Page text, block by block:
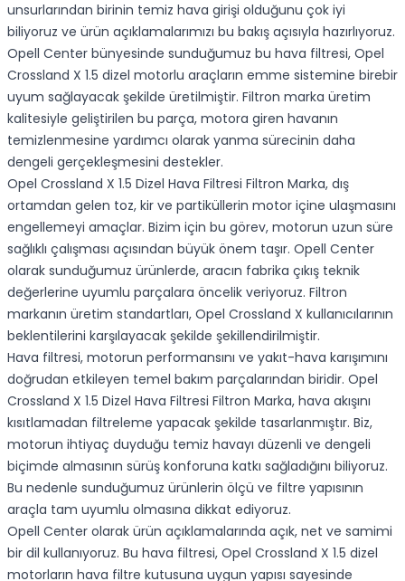
unsurlarından birinin temiz hava girişi olduğunu çok iyi
biliyoruz ve ürün açıklamalarımızı bu bakış açısıyla hazırlıyoruz.
Opell Center bünyesinde sunduğumuz bu hava filtresi, Opel
Crossland X 1.5 dizel motorlu araçların emme sistemine birebir
uyum sağlayacak şekilde üretilmiştir. Filtron marka üretim
kalitesiyle geliştirilen bu parça, motora giren havanın
temizlenmesine yardımcı olarak yanma sürecinin daha
dengeli gerçekleşmesini destekler.
Opel Crossland X 1.5 Dizel Hava Filtresi Filtron Marka, dış
ortamdan gelen toz, kir ve partiküllerin motor içine ulaşmasını
engellemeyi amaçlar. Bizim için bu görev, motorun uzun süre
sağlıklı çalışması açısından büyük önem taşır. Opell Center
olarak sunduğumuz ürünlerde, aracın fabrika çıkış teknik
değerlerine uyumlu parçalara öncelik veriyoruz. Filtron
markanın üretim standartları, Opel Crossland X kullanıcılarının
beklentilerini karşılayacak şekilde şekillendirilmiştir.
Hava filtresi, motorun performansını ve yakıt-hava karışımını
doğrudan etkileyen temel bakım parçalarından biridir. Opel
Crossland X 1.5 Dizel Hava Filtresi Filtron Marka, hava akışını
kısıtlamadan filtreleme yapacak şekilde tasarlanmıştır. Biz,
motorun ihtiyaç duyduğu temiz havayı düzenli ve dengeli
biçimde almasının sürüş konforuna katkı sağladığını biliyoruz.
Bu nedenle sunduğumuz ürünlerin ölçü ve filtre yapısının
araçla tam uyumlu olmasına dikkat ediyoruz.
Opell Center olarak ürün açıklamalarında açık, net ve samimi
bir dil kullanıyoruz. Bu hava filtresi, Opel Crossland X 1.5 dizel
motorların hava filtre kutusuna uygun yapısı sayesinde